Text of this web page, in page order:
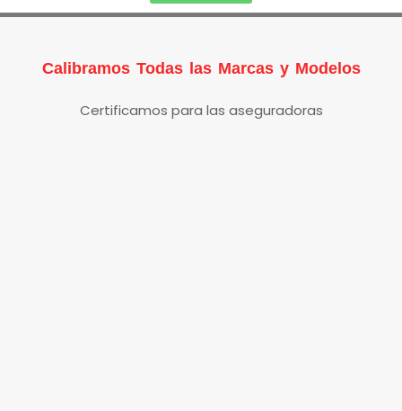
Calibramos Todas las Marcas y Modelos
Certificamos para las aseguradoras